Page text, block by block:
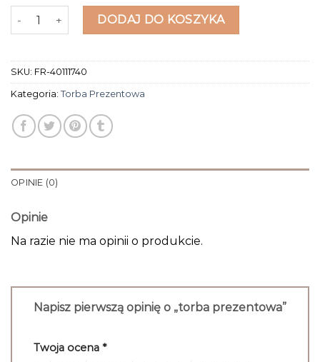
ilość torba prezentowaDODAJ DO KOSZYKA
SKU: FR-40111740
Kategoria: Torba Prezentowa
OPINIE (0)
Opinie
Na razie nie ma opinii o produkcie.
Napisz pierwszą opinię o „torba prezentowa”
Twoja ocena *